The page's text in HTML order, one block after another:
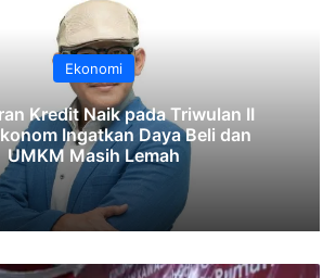
Ekonomi
Kredit Naik pada Triwulan II
Ingatkan Daya Beli dan
UMKM Masih Lemah‎‎